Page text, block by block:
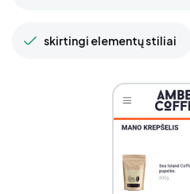
skirtingi elementų stiliai